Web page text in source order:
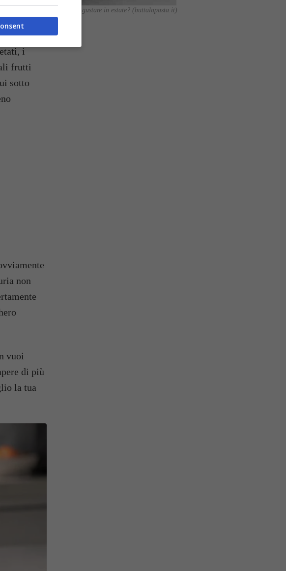
le angurie succose da gustare in estate? (buttalapasta.it)
i
frutti
sotto
non
vuoi
di più
la tua